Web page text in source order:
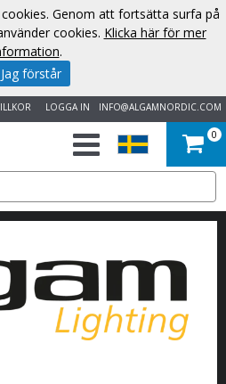
INFO@ALGAMNORDIC.COM
LOGGA IN
0
Genom att fortsätta surfa på
cookies. Klicka här för mer
.
Jag förstår